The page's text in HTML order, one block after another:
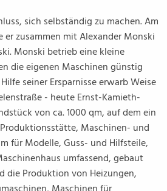
sich selbständig zu machen. Am
er zusammen mit Alexander Monski
Monski betrieb eine kleine
die eigenen Maschinen günstig
seiner Ersparnisse erwarb Weise
- heute Ernst-Kamieth-
von ca. 1000 qm, auf dem ein
Maschinen- und
für Modelle, Guss- und Hilfsteile,
umfassend, gebaut
die Produktion von Heizungen,